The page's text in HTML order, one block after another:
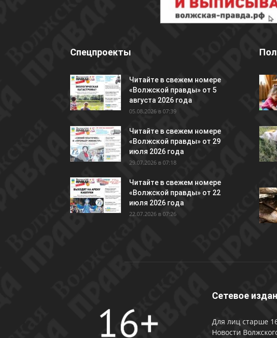
Спецпроекты
Читайте в свежем номере
«Волжской правды» от 5
августа 2026 года
05.08.2026 в 07:39
Читайте в свежем номере
«Волжской правды» от 29
июля 2026 года
29.07.2026 в 07:18
Читайте в свежем номере
«Волжской правды» от 22
июля 2026 года
22.07.2026 в 07:26
Сетевое
Для лиц старше
Новости